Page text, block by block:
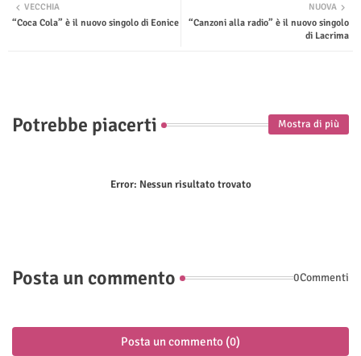
ter tsap
NUOVA
“Canzoni alla radio” è il nuovo singolo
di Lacrima
VECCHIA
“Coca Cola” è il nuovo singolo di Eonice
Potrebbe piacerti Mostra di più
Error: Nessun risultato trovato
Posta un commento 0Commenti
Posta un commento (0)